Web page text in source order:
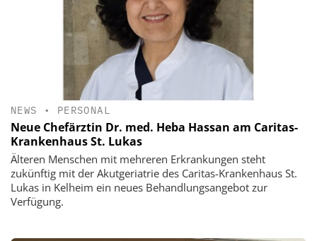
NEWS • PERSONAL
Neue Chefärztin Dr. med. Heba Hassan am Caritas-
Krankenhaus St. Lukas
Älteren Menschen mit mehreren Erkrankungen steht
zukünftig mit der Akutgeriatrie des Caritas-Krankenhaus St.
Lukas in Kelheim ein neues Behandlungsangebot zur
Verfügung.